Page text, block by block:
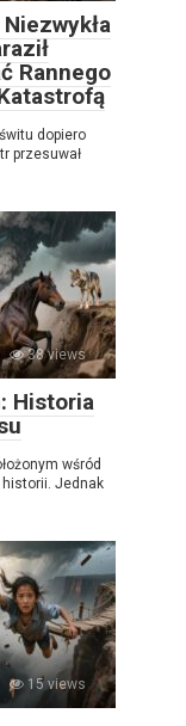
Rannego
dopiero
przesuwał
38 views
Historia
wśród
historii. Jednak
15 views